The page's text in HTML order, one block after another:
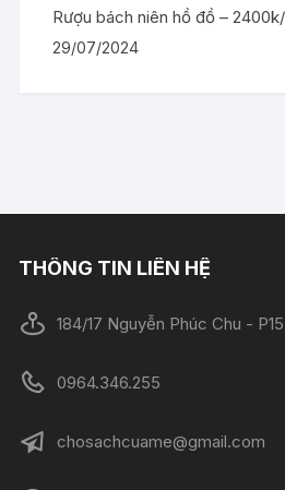
Rượu bách niên hồ đồ –
29/07/2024
THÔNG TIN LIÊN HỆ
184/17 Nguyễn Phúc Chu -
0964.346.255
chosachcuame@gmail.com